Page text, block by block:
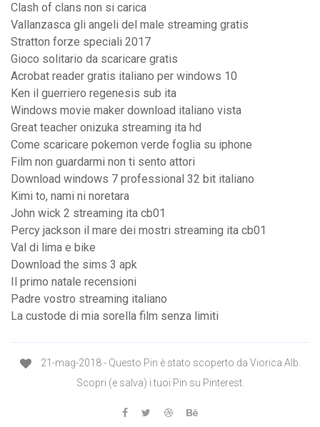
Clash of clans non si carica
Vallanzasca gli angeli del male streaming gratis
Stratton forze speciali 2017
Gioco solitario da scaricare gratis
Acrobat reader gratis italiano per windows 10
Ken il guerriero regenesis sub ita
Windows movie maker download italiano vista
Great teacher onizuka streaming ita hd
Come scaricare pokemon verde foglia su iphone
Film non guardarmi non ti sento attori
Download windows 7 professional 32 bit italiano
Kimi to, nami ni noretara
John wick 2 streaming ita cb01
Percy jackson il mare dei mostri streaming ita cb01
Val di lima e bike
Download the sims 3 apk
Il primo natale recensioni
Padre vostro streaming italiano
La custode di mia sorella film senza limiti
21-mag-2018 - Questo Pin è stato scoperto da Viorica Alb.
Scopri (e salva) i tuoi Pin su Pinterest.